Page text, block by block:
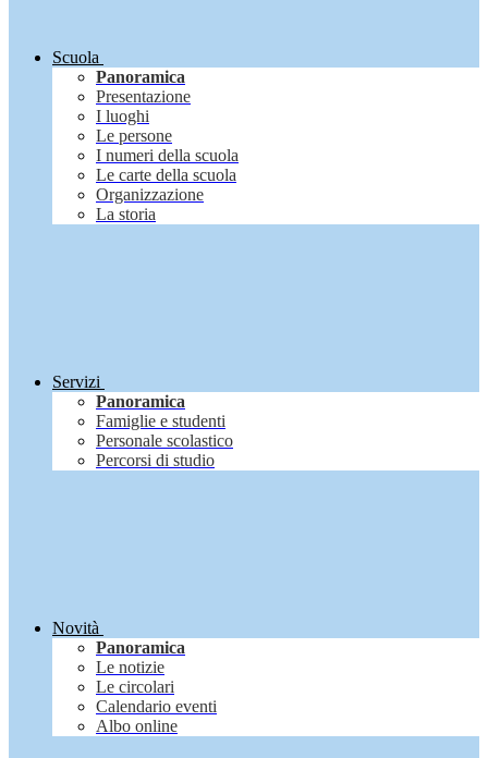
Scuola
Panoramica
Presentazione
I luoghi
Le persone
I numeri della scuola
Le carte della scuola
Organizzazione
La storia
Servizi
Panoramica
Famiglie e studenti
Personale scolastico
Percorsi di studio
Novità
Panoramica
Le notizie
Le circolari
Calendario eventi
Albo online